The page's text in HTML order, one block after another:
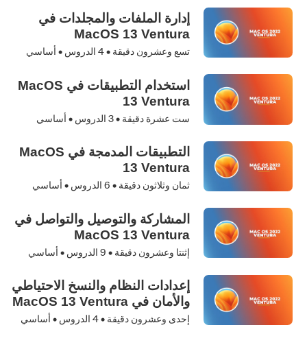
إدارة الملفات والمجلدات في
MacOS 13 Ventura
تسع وعشرون دقيقة •4 الدروس • أساسي
استخدام التطبيقات في MacOS
13 Ventura
ست عشرة دقيقة •3 الدروس • أساسي
التطبيقات المدمجة في MacOS
13 Ventura
ثمان وثلاثون دقيقة • 6 الدروس • أساسي
المشاركة والتوصيل والتواصل في
MacOS 13 Ventura
إثنتا وعشرون دقيقة • 9 الدروس • أساسي
إعدادات النظام والنسخ الاحتياطي
والأمان في MacOS 13 Ventura
إحدى وعشرون دقيقة •4 الدروس • أساسي